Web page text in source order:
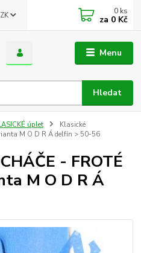
Menu
Hledat
0 ks
za 0 Kč
úplet
Klasické
M O D R Á delfín > 50-56
- FROTÉ
M O D R Á